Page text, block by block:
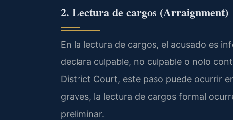
2. Lectura de cargos (Arraignment)
En la lectura de cargos, el acusado es
declara culpable, no culpable o nolo
District Court, este paso puede ocurrir
graves, la lectura de cargos formal
preliminar.